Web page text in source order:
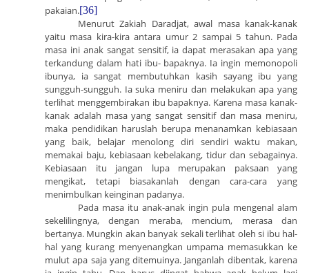
pakaian.[36]
Menurut Zakiah Daradjat, awal masa kanak-kanak
yaitu masa kira-kira antara umur 2 sampai 5 tahun. Pada
masa ini anak sangat sensitif, ia dapat merasakan apa yang
terkandung dalam hati ibu- bapaknya. Ia ingin memonopoli
ibunya, ia sangat membutuhkan kasih sayang ibu yang
sungguh-sungguh. Ia suka meniru dan melakukan apa yang
terlihat menggembirakan ibu bapaknya. Karena masa kanak-
kanak adalah masa yang sangat sensitif dan masa meniru,
maka pendidikan haruslah berupa menanamkan kebiasaan
yang baik, belajar menolong diri sendiri waktu makan,
memakai baju, kebiasaan kebelakang, tidur dan sebagainya.
Kebiasaan itu jangan lupa merupakan paksaan yang
mengikat, tetapi biasakanlah dengan cara-cara yang
menimbulkan keinginan padanya.
Pada masa itu anak-anak ingin pula mengenal alam
sekelilingnya, dengan meraba, mencium, merasa dan
bertanya. Mungkin akan banyak sekali terlihat oleh si ibu hal-
hal yang kurang menyenangkan umpama memasukkan ke
mulut apa saja yang ditemuinya. Janganlah dibentak, karena